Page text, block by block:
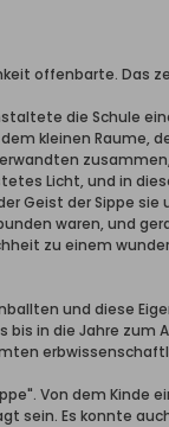
offenbarte. Das
die Schule
kleinen Raume,
Licht, und in
Geist der Sippe
waren, und
zu einem
und diese
in die Jahre
Von dem Kinde
sein. Es konnte